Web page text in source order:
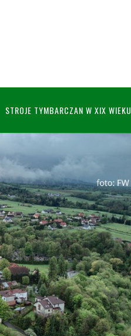
STROJE TYMBARCZAN W XIX WIEKU